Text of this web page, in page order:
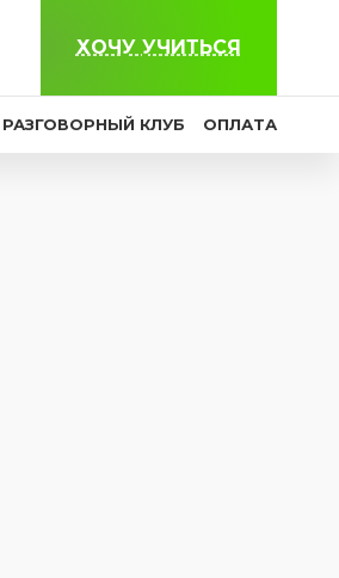
ХОЧУ УЧИТЬСЯ
РАЗГОВОРНЫЙ КЛУБ ОПЛАТА